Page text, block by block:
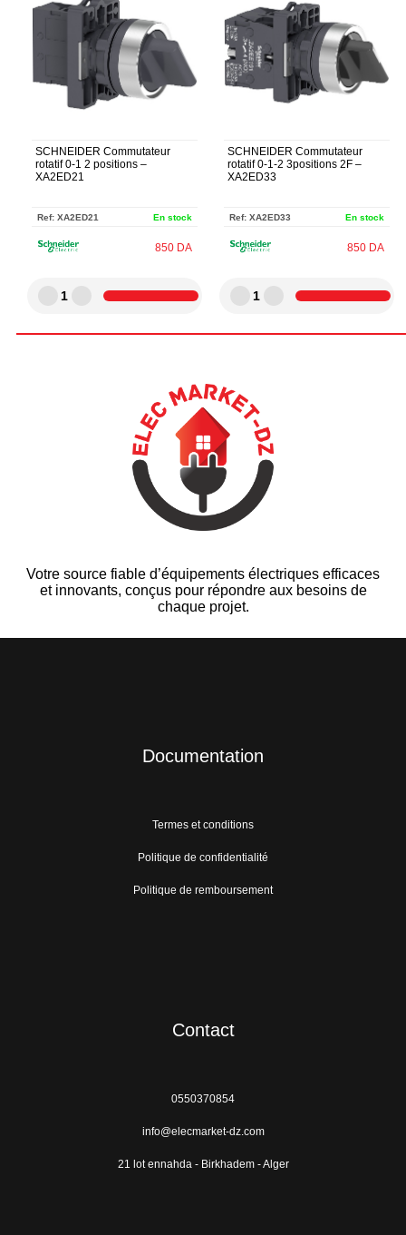
SCHNEIDER Commutateur
rotatif 0-1 2 positions –
XA2ED21
Ref: XA2ED21 En stock
850 DA
1
SCHNEIDER Commutateur
rotatif 0-1-2 3positions 2F –
XA2ED33
Ref: XA2ED33 En stock
850 DA
1
Votre source fiable d’équipements électriques efficaces
et innovants, conçus pour répondre aux besoins de
chaque projet.
Documentation
Termes et conditions
Politique de confidentialité
Politique de remboursement
Contact
0550370854
info@elecmarket-dz.com
21 lot ennahda - Birkhadem - Alger